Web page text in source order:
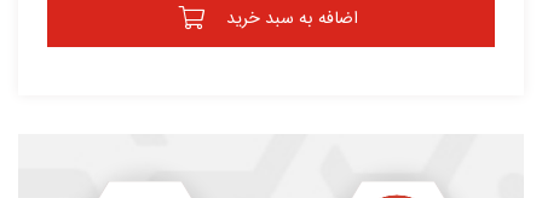
اضافه به سبد خرید